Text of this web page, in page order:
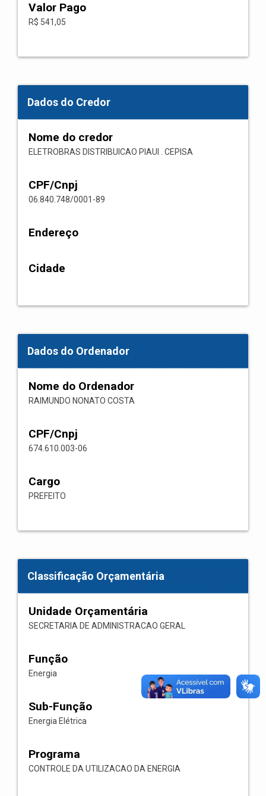
Valor Pago
R$ 541,05
Dados do Credor
Nome do credor
ELETROBRAS DISTRIBUICAO PIAUI . CEPISA
CPF/Cnpj
06.840.748/0001-89
Endereço
Cidade
Dados do Ordenador
Nome do Ordenador
RAIMUNDO NONATO COSTA
CPF/Cnpj
674.610.003-06
Cargo
PREFEITO
Classificação Orçamentária
Unidade Orçamentária
SECRETARIA DE ADMINISTRACAO GERAL
Função
Energia
Sub-Função
Energia Elétrica
Programa
CONTROLE DA UTILIZACAO DA ENERGIA